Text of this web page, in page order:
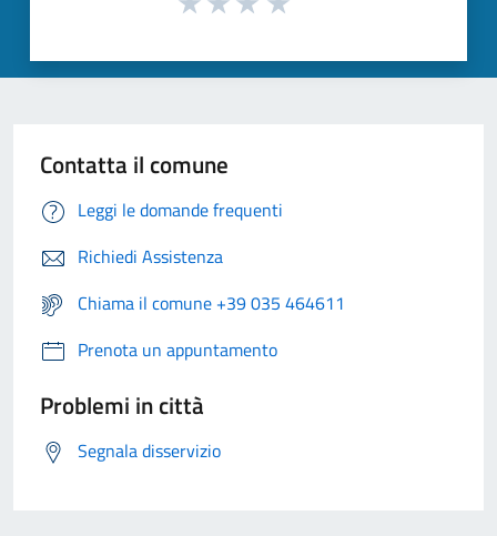
Contatta il comune
Leggi le domande frequenti
Richiedi Assistenza
Chiama il comune +39 035 464611
Prenota un appuntamento
Problemi in città
Segnala disservizio